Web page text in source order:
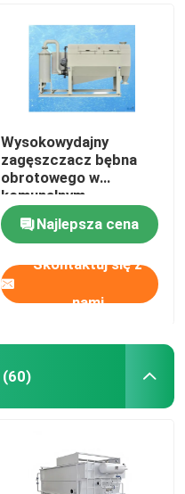
Wysokowydajny
zagęszczacz bębna
obrotowego w
komunalnym
uzdatnianiu wody
Najlepsza cena
Skontaktuj się z
nami
(60)